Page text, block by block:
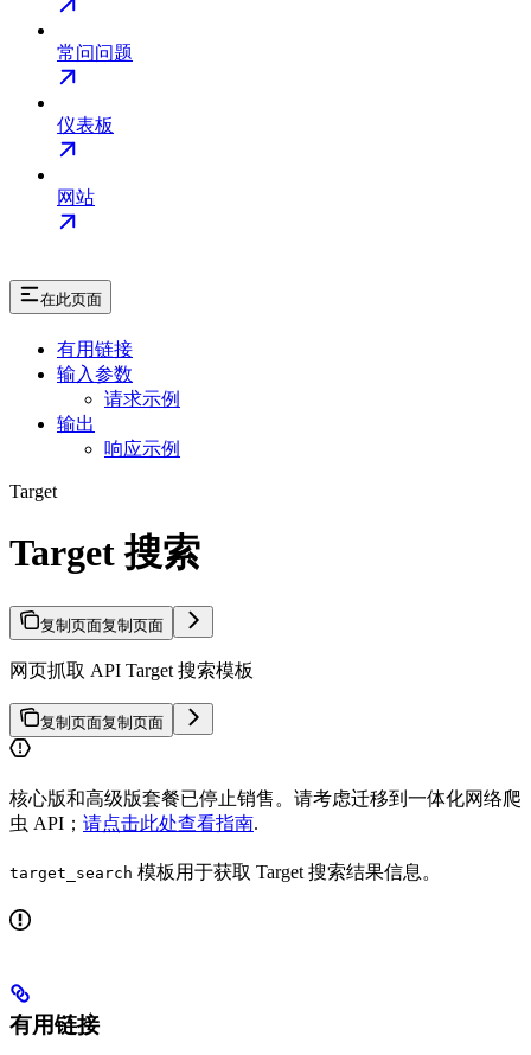
常问问题
仪表板
网站
在此页面
有用链接
输入参数
请求示例
输出
响应示例
Target
Target 搜索
复制页面复制页面
网页抓取 API Target 搜索模板
复制页面复制页面
核心版和高级版套餐已停止销售。请考虑迁移到一体化网络爬
虫 API； 请点击此处查看指南.
target_search 模板用于获取 Target 搜索结果信息。
有用链接